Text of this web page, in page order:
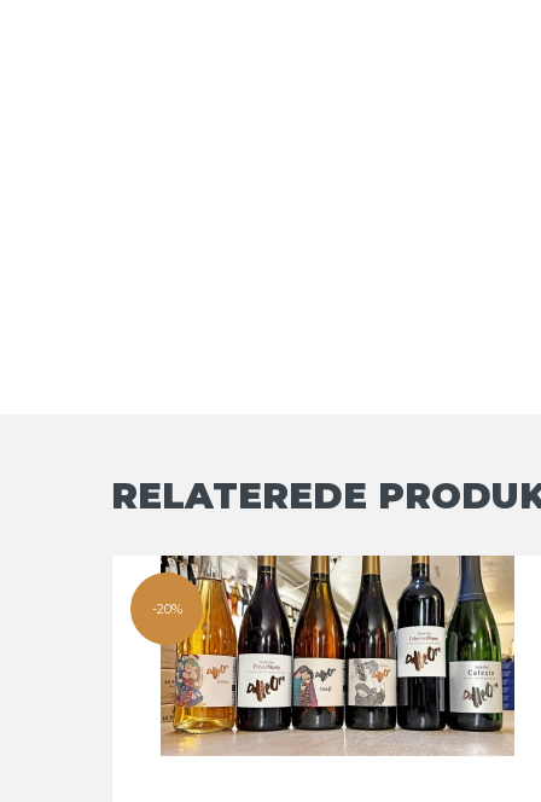
RELATEREDE
-20%